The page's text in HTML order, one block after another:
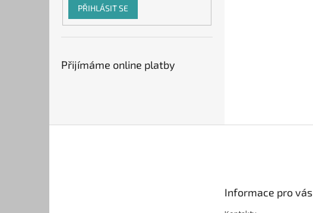
PŘIHLÁSIT SE
Přijímáme online platby
Informace pro vás